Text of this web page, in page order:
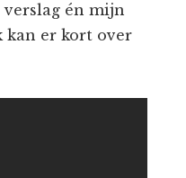
én mijn
kan er kort over